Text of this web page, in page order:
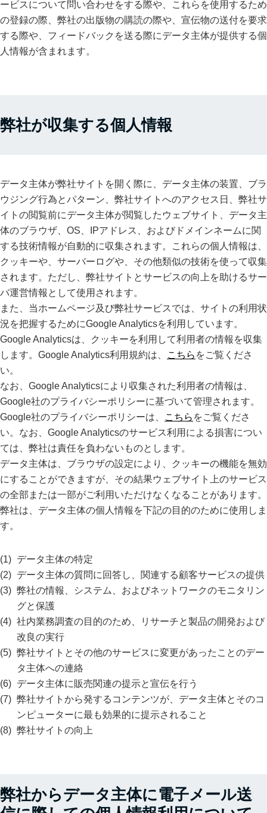
ービスについて問い合わせをする際や、これらを使用するため
の登録の際、弊社の出版物の購読の際や、宣伝物の送付を要求
する際や、フィードバックを送る際にデータ主体が提供する個
人情報が含まれます。
弊社が収集する個人情報
データ主体が弊社サイトを開く際に、データ主体の装置、ブラ
ウジング行為とパターン、弊社サイトへのアクセス日、弊社サ
イトの閲覧前にデータ主体が閲覧したウェブサイト、データ主
体のブラウザ、OS、IPアドレス、およびドメインネームに関
する技術情報が自動的に収集されます。これらの個人情報は、
クッキーや、サーバーログや、その他類似の技術を使って収集
されます。ただし、弊社サイトとサービスの向上を助けるサー
バ運営情報として使用されます。
また、当ホームページ及び弊社サービスでは、サイトの利用状
況を把握するためにGoogle Analyticsを利用しています。
Google Analyticsは、クッキーを利用して利用者の情報を収集
します。Google Analytics利用規約は、
こちら をご覧くださ
い。
なお、Google Analyticsにより収集された利用者の情報は、
Google社のプライバシーポリシーに基づいて管理されます。
Google社のプライバシーポリシーは、
こちら をご覧くださ
い。なお、Google Analyticsのサービス利用による損害につい
ては、弊社は責任を負わないものとします。
データ主体は、ブラウザの設定により、クッキーの機能を無効
にすることができますが、その結果ウェブサイト上のサービス
の全部または一部がご利用いただけなくなることがあります。
弊社は、データ主体の個人情報を下記の目的のために使用しま
す。
データ主体の特定
データ主体の質問に回答し、関連する顧客サービスの提供
弊社の情報、システム、およびネットワークのモニタリン
グと保護
社内業務調査の目的のため、リサーチと製品の開発および
改良の実行
弊社サイトとその他のサービスに変更があったことのデー
タ主体への連絡
データ主体に販売関連の提示と宣伝を行う
弊社サイトから発するコンテンツが、データ主体とそのコ
ンピューターに最も効果的に提示されること
弊社サイトの向上
弊社からデータ主体に電子メール送